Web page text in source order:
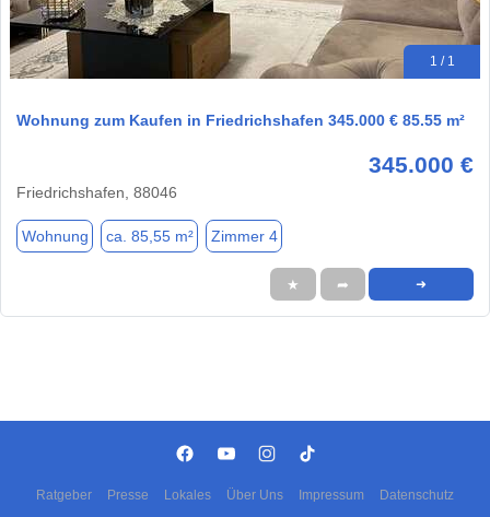
1 / 1
Wohnung zum Kaufen in Friedrichshafen 345.000 € 85.55 m²
345.000 €
Friedrichshafen, 88046
Wohnung ca. 85,55 m² Zimmer 4
★ ➦ ➜
Ratgeber Presse Lokales Über Uns Impressum Datenschutz